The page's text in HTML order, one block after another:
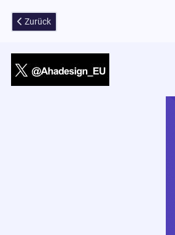
Vorheriger Beitrag: Echtzeituhr für Joomla!
Zurück